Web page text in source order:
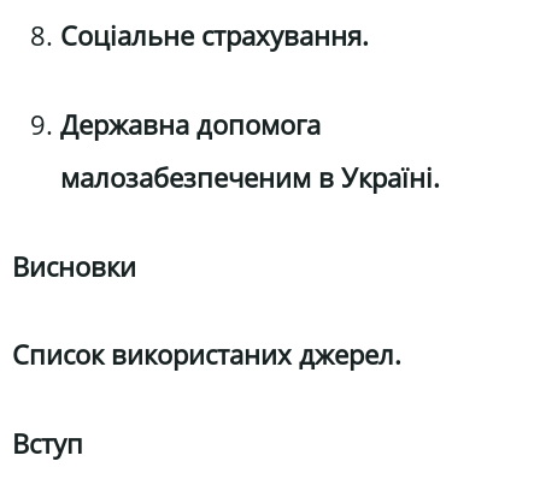
Соціальне страхування.
Державна допомога
малозабезпеченим в Україні.
Висновки
Список використаних джерел.
Вступ